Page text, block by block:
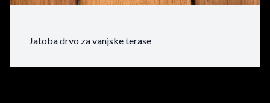
Jatoba drvo za vanjske terase